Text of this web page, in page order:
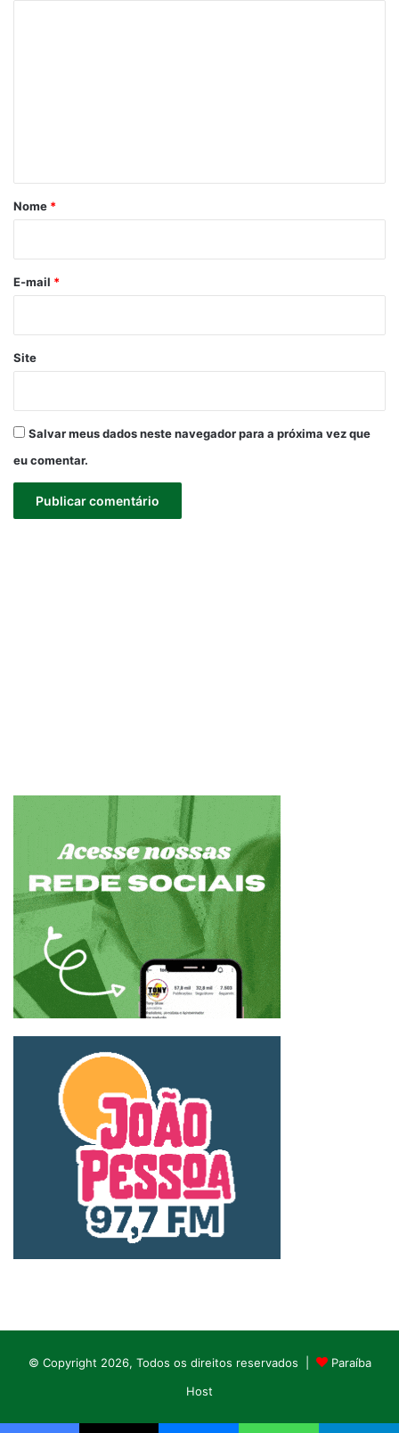
r
*
Nome *
E-mail *
Site
Salvar meus dados neste navegador para a próxima vez que
eu comentar.
© Copyright 2026, Todos os direitos reservados |
Paraíba
Host